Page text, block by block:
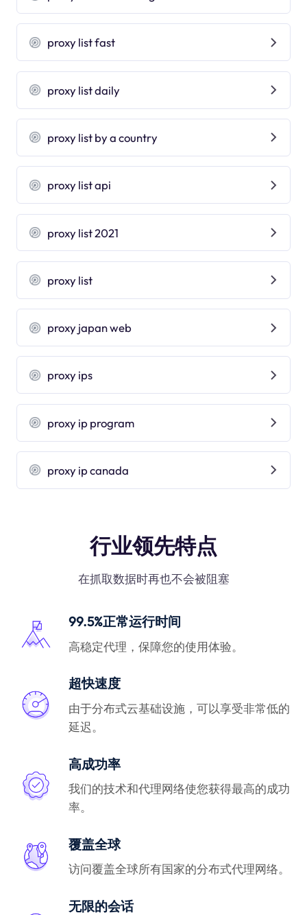
proxy list fast
proxy list daily
proxy list by a country
proxy list api
proxy list 2021
proxy list
proxy japan web
proxy ips
proxy ip program
proxy ip canada
行业领先特点
在抓取数据时再也不会被阻塞
99.5%正常运行时间
高稳定代理，保障您的使用体验。
超快速度
由于分布式云基础设施，可以享受非常低的
延迟。
高成功率
我们的技术和代理网络使您获得最高的成功
率。
覆盖全球
访问覆盖全球所有国家的分布式代理网络。
无限的会话